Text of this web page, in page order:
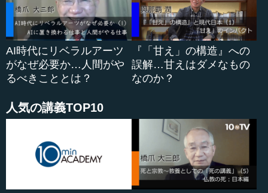
らそういう文化があるわけですから、その文化が、適応す
るべき直接の環境となります。すなわち、日本人は日本文
化の中に生まれてくるので、日本文化を取り入れ、それに
適応していかなければ、日本社会ではうまく暮らせないこ
とがたくさんあるわけです。
たり寒かったり雨が降ったり、いろいろありますが、何よ
りヒトは自分を取り巻く文化に適応しないといけ...
AI時代にリベラルアーツ
がなぜ必要か…人間がや
るべきこととは？
『「甘え」の構造』への
誤解…甘えはダメなもの
なのか？
人気の講義TOP10